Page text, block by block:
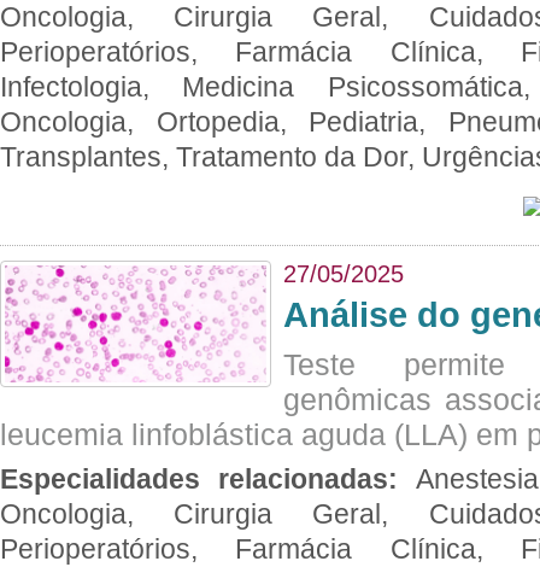
Oncologia, Cirurgia Geral,
Perioperatórios, Farmácia Clínica,
Infectologia, Medicina
Oncologia, Ortopedia, Pediatria,
Transplantes, Tratamento da Dor,
27/05/2025
Análise do
Teste permite
genômicas
leucemia linfoblástica aguda (LLA) em
Especialidades relacionadas:
Oncologia, Cirurgia Geral,
Perioperatórios, Farmácia Clínica,